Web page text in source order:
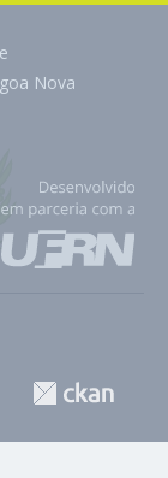
Nova